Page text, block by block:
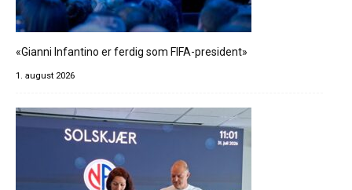
«Gianni Infantino er ferdig som FIFA-president»
1. august 2026